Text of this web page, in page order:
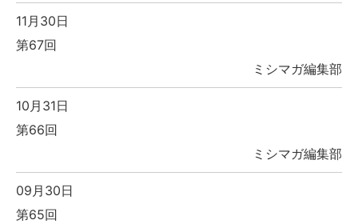
11月30日
第67回
ミシマガ編集部
10月31日
第66回
ミシマガ編集部
09月30日
第65回